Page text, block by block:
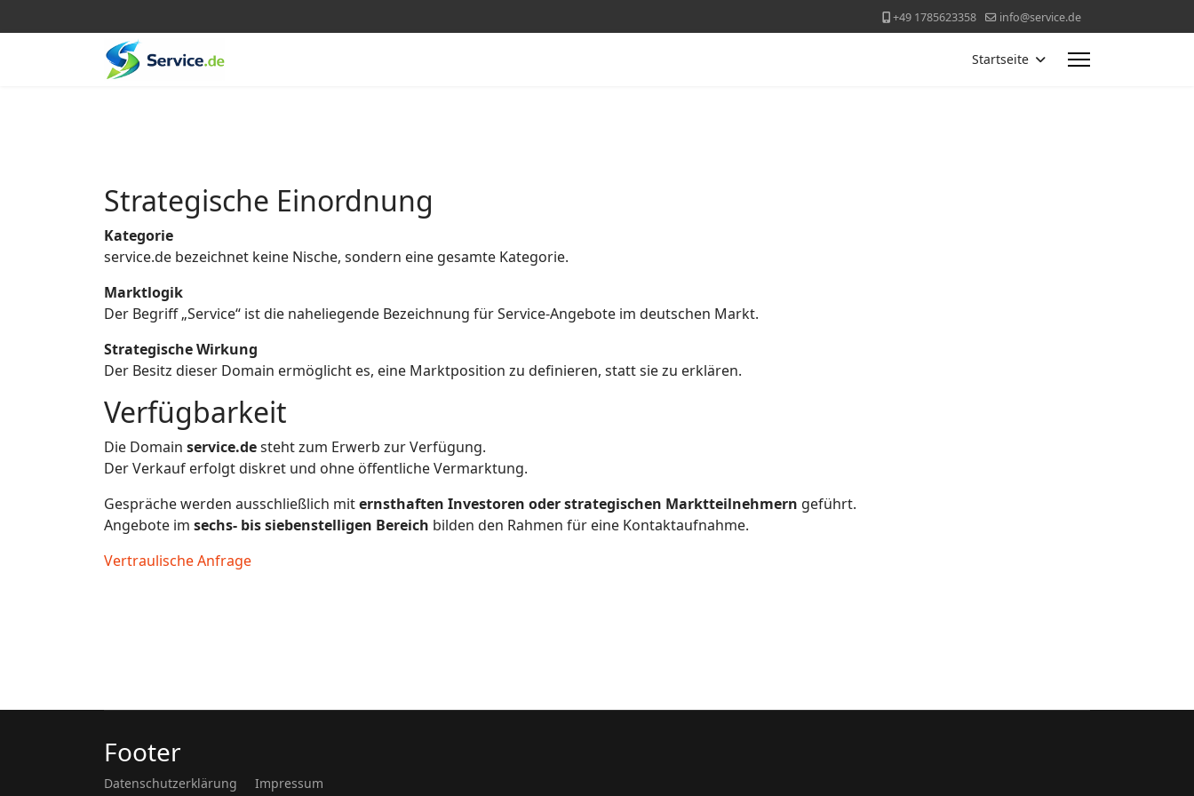
+49 1785623358 info@service.de
Startseite
Strategische Einordnung
Kategorie
service.de bezeichnet keine Nische, sondern eine gesamte Kategorie.
Marktlogik
Der Begriff „Service“ ist die naheliegende Bezeichnung für Service-Angebote im deutschen Markt.
Strategische Wirkung
Der Besitz dieser Domain ermöglicht es, eine Marktposition zu definieren, statt sie zu erklären.
Verfügbarkeit
Die Domain service.desteht zum Erwerb zur Verfügung.
Der Verkauf erfolgt diskret und ohne öffentliche Vermarktung.
Gespräche werden ausschließlich miternsthaften Investoren oder strategischen Marktteilnehmern geführt.
Angebote im sechs- bis siebenstelligen Bereich bilden den Rahmen für eine Kontaktaufnahme.
Vertraulische Anfrage
Footer
Datenschutzerklärung
Impressum